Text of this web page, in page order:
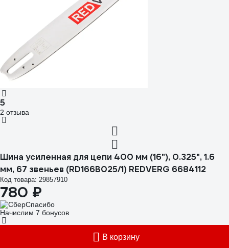
5
2 отзыва
Шина усиленная для цепи 400 мм (16"), 0.325", 1.6
мм, 67 звеньев (RD166B025/1) REDVERG 6684112
Код товара: 29857910
780 ₽
Начислим 7 бонусов
В корзину